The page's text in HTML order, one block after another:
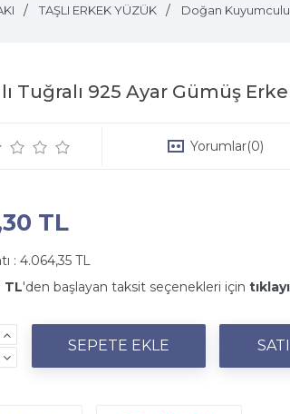
TAŞLI ERKEK YÜZÜK Doğan
Tuğralı 925 Ayar Gümüş
Yorumlar(0)
TL
: 4.064,35 TL
TL'den başlayan taksit seçenekleri için